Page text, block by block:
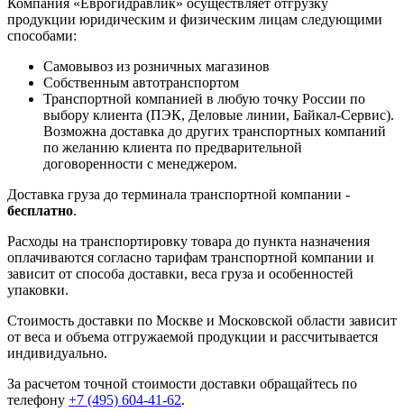
Компания «Еврогидравлик» осуществляет отгрузку
продукции юридическим и физическим лицам следующими
способами:
Самовывоз из розничных магазинов
Собственным автотранспортом
Транспортной компанией в любую точку России по
выбору клиента (ПЭК, Деловые линии, Байкал-Сервис).
Возможна доставка до других транспортных компаний
по желанию клиента по предварительной
договоренности с менеджером.
Доставка груза до терминала транспортной компании -
бесплатно.
Расходы на транспортировку товара до пункта назначения
оплачиваются согласно тарифам транспортной компании и
зависит от способа доставки, веса груза и особенностей
упаковки.
Стоимость доставки по Москве и Московской области зависит
от веса и объема отгружаемой продукции и рассчитывается
индивидуально.
За расчетом точной стоимости доставки обращайтесь по
телефону +7 (495) 604-41-62.